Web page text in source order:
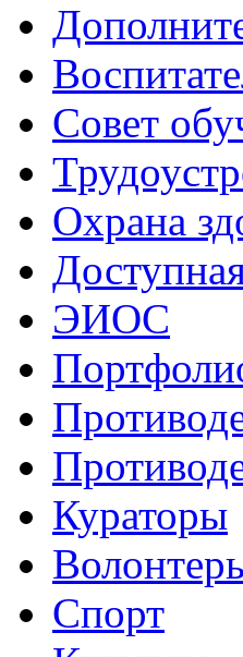
Совет
Охрана
ЭИОС
Кураторы
Спорт